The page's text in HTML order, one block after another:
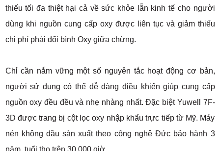
thiếu tối đa thiệt hại cả về sức khỏe lẫn kinh tế cho người
dùng khi nguồn cung cấp oxy được liên tục và giảm thiếu
chi phí phải đổi bình Oxy giữa chừng.
Chỉ cần nắm vững một số nguyên tắc hoạt động cơ bản,
người sử dụng có thể dễ dàng điều khiển giúp cung cấp
nguồn oxy đều đều và nhẹ nhàng nhất. Đặc biệt Yuwell 7F-
3D được trang bị cột lọc oxy nhập khẩu trực tiếp từ Mỹ. Máy
nén không dầu sản xuất theo công nghệ Đức bảo hành 3